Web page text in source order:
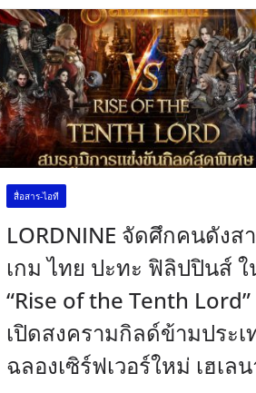
สื่อสาร-ไอที
LORDNINE จัดศึกคนดังส
เกม ไทย ปะทะ ฟิลิปปินส์ ใ
“Rise of the Tenth Lord”
เปิดสงครามกิลด์ข้ามประเ
ฉลองเซิร์ฟเวอร์ใหม่ เฮเล